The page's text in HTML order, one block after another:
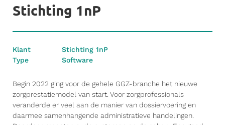
Stichting 1nP
Klant
Stichting 1nP
Type
Software
Begin 2022 ging voor de gehele GGZ-branche het nieuwe
zorgprestatiemodel van start. Voor zorgprofessionals
veranderde er veel aan de manier van dossiervoering en
daarmee samenhangende administratieve handelingen.